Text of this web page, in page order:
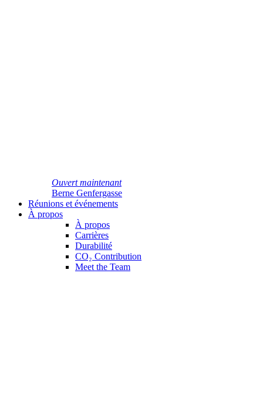
Ouvert maintenant
Berne Genfergasse
Réunions et événements
À propos
À propos
Carrières
Durabilité
CO₂ Contribution
Meet the Team